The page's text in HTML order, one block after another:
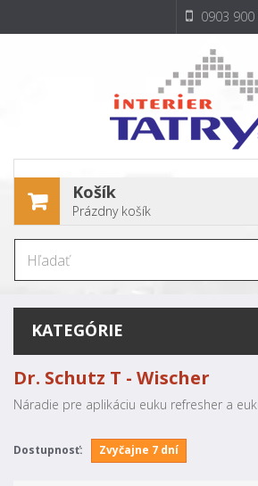
0903 900
Košík
Prázdny košík
KATEGÓRIE
Dr. Schutz T - Wischer
Náradie pre aplikáciu euku refresher a
Dostupnosť: Zvyčajne 7 dní